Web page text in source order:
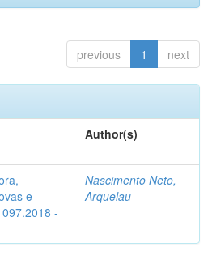
previous 1 next
Author(s)
e
-
Nascimento Neto,
Arquelau